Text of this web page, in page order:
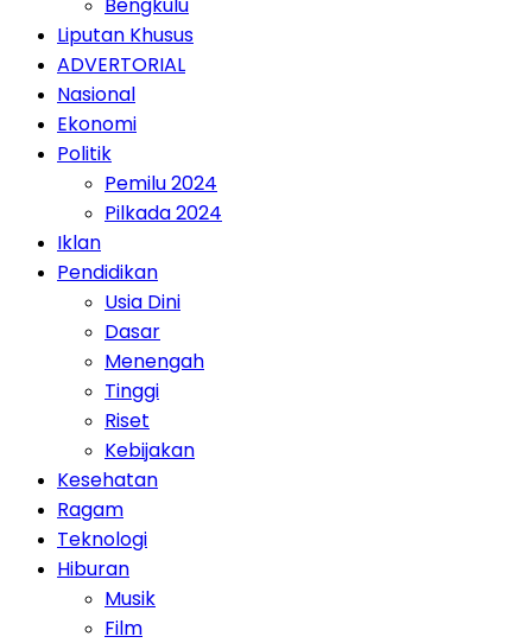
Liputan Khusus
ADVERTORIAL
Nasional
Ekonomi
Politik
Pemilu 2024
Pilkada 2024
Iklan
Pendidikan
Usia Dini
Dasar
Menengah
Tinggi
Riset
Kebijakan
Kesehatan
Ragam
Teknologi
Hiburan
Musik
Film